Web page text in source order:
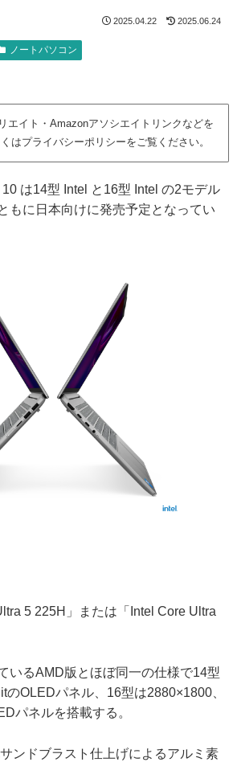
2025.04.22 2025.06.24
ノートパソコン
エイト・Amazonアソシエイトリンクなどを
はプライバシーポリシーをご覧ください。
は14型 Intel と16型 Intel の2モデル
もに日本向けに発売予定となってい
5 225H」または「Intel Core Ultra
いるAMD版とほぼ同一の仕様で14型
のOLEDパネル、16型は2880×1800、
パネルを搭載する。
ンドブラスト仕上げによるアルミ素